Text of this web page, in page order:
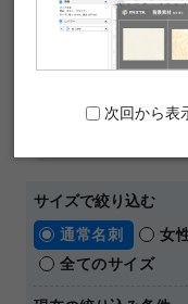
【 人気の名刺デザイ
横向き
パワーポイン
サイズで絞り込む
通常名刺
女
全てのサイズ
3
PIXTAの透か
安心ください。
次回から表